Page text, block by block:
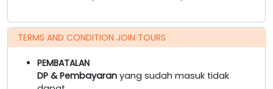
TERMS AND CONDITION JOIN TOURS
PEMBATALAN
DP & Pembayaran yang sudah masuk tidak